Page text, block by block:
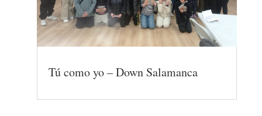
Tú como yo – Down Salamanca